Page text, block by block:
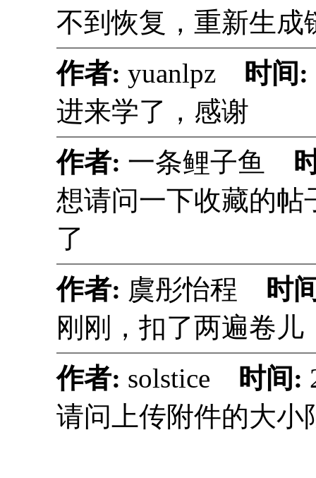
不到恢复，重新生成
作者: yuanlpz 时间:
进来学了，感谢
作者: 一条鲤子鱼
想请问一下收藏的帖
了
作者: 虞彤怡程 时
刚刚，扣了两遍卷儿
作者: solstice 时间:
请问上传附件的大小